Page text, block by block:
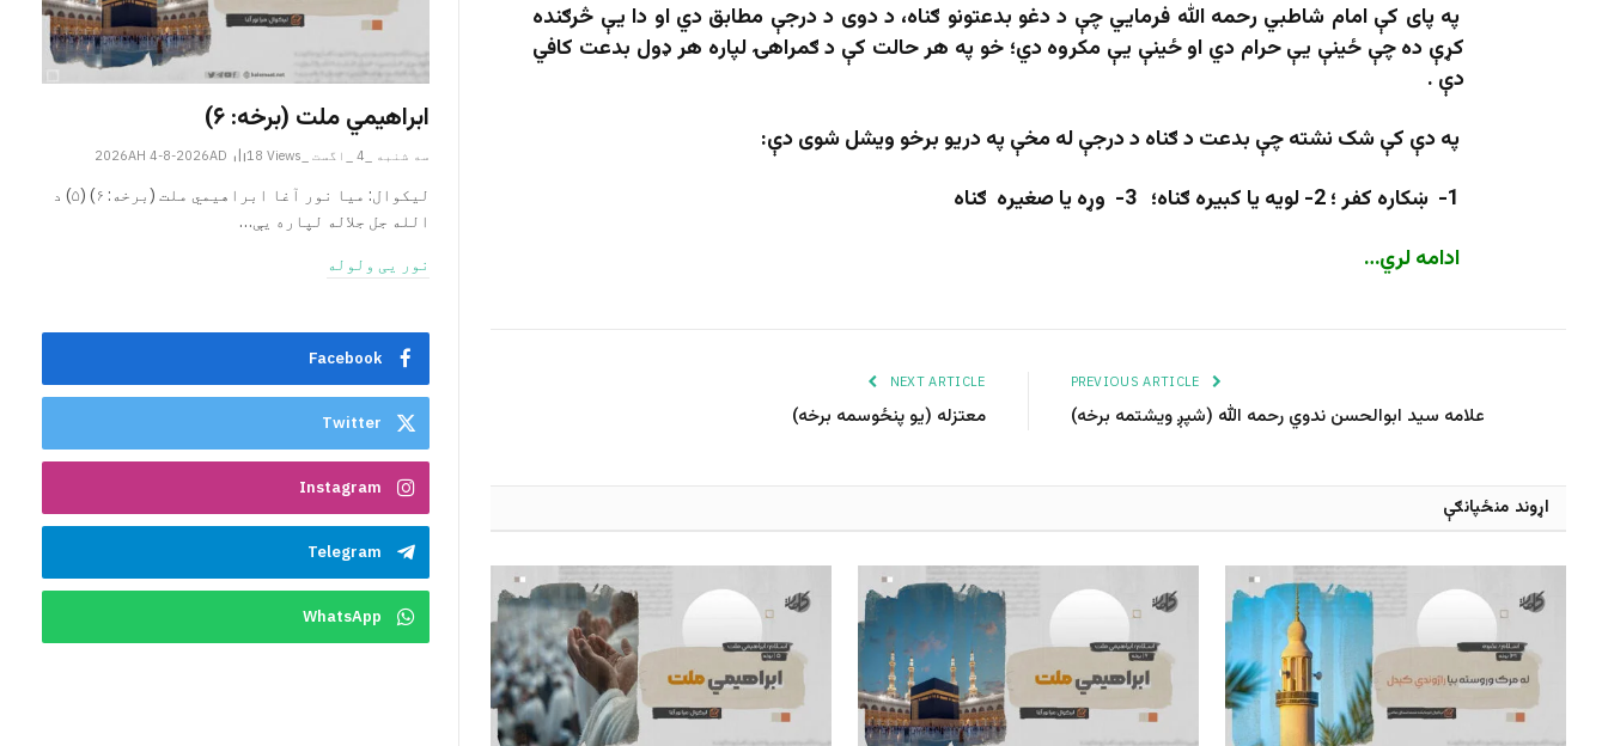
په پای کې امام شاطبي رحمه الله فرمایي چې د دغو بدعتونو ګناه، د دوی د درجې مطابق دي او دا یې څرګنده
کړې ده چې ځینې یې حرام دي او ځینې یې مکروه دي؛ خو په هر حالت کې د ګمراهۍ لپاره هر ډول بدعت کافي
دې .
په دې کې شک نشته چې بدعت د ګناه د درجې له مخې په دریو برخو ویشل شوی دې:
ادامه لري…
علامه سید ابوالحسن ندوي رحمه الله (شپږ ویشتمه برخه)
NEXT ARTICLE
معتزله (یو پنځوسمه برخه)
اړوند منځپانګې
ابراهيمي ملت (برخه: ۶)
سه شنبه _4 _اگست _2026AH 4-8-2026AD 18 Views
ليکوال: میا نور آغا ابراهيمي ملت (برخه: ۶) (۵) د
الله جل جلاله لپاره یې…
نور یی ولوله
Facebook
Twitter
Instagram
Telegram
WhatsApp